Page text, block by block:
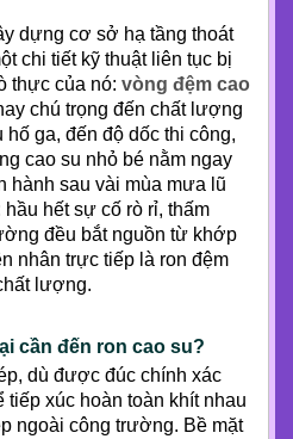
dựng cơ sở hạ tầng thoát
chi tiết kỹ thuật liên tục bị
thực của nó: vòng đệm cao
chú trọng đến chất lượng
hố ga, đến độ dốc thi công,
cao su nhỏ bé nằm ngay
hành sau vài mùa mưa lũ
hết sự cố rò rỉ, thấm
đều bắt nguồn từ khớp
nhân trực tiếp là ron đệm
lượng.
cần đến ron cao su?
dù được đúc chính xác
tiếp xúc hoàn toàn khít nhau
ngoài công trường. Bề mặt